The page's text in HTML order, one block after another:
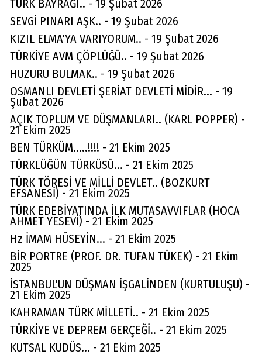
TÜRK BAYRAĞI.. - 19 Şubat 2026
SEVGİ PINARI AŞK.. - 19 Şubat 2026
KIZIL ELMA'YA VARIYORUM.. - 19 Şubat 2026
TÜRKİYE AVM ÇÖPLÜĞÜ.. - 19 Şubat 2026
HUZURU BULMAK.. - 19 Şubat 2026
OSMANLI DEVLETİ ŞERİAT DEVLETİ MİDİR... - 19
Şubat 2026
AÇIK TOPLUM VE DÜŞMANLARI.. (KARL POPPER) -
21 Ekim 2025
BEN TÜRKÜM.....!!!! - 21 Ekim 2025
TÜRKLÜĞÜN TÜRKÜSÜ... - 21 Ekim 2025
TÜRK TÖRESİ VE MİLLİ DEVLET.. (BOZKURT
EFSANESİ) - 21 Ekim 2025
TÜRK EDEBİYATINDA İLK MUTASAVVIFLAR (HOCA
AHMET YESEVİ) - 21 Ekim 2025
Hz İMAM HÜSEYİN... - 21 Ekim 2025
BİR PORTRE (PROF. DR. TUFAN TÜKEK) - 21 Ekim
2025
İSTANBUL'UN DÜŞMAN İŞGALİNDEN (KURTULUŞU) -
21 Ekim 2025
KAHRAMAN TÜRK MİLLETİ.. - 21 Ekim 2025
TÜRKİYE VE DEPREM GERÇEĞİ.. - 21 Ekim 2025
KUTSAL KUDÜS... - 21 Ekim 2025
Av. Cemil Can
FARELERİ DİNLEMEYİN!..